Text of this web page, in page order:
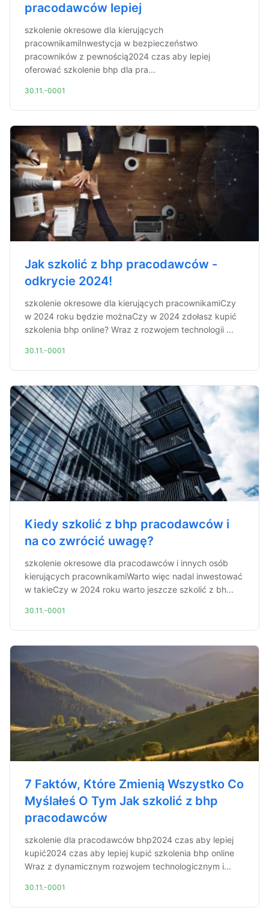
pracodawców lepiej
szkolenie okresowe dla kierujących
pracownikamiInwestycja w bezpieczeństwo
pracowników z pewnością2024 czas aby lepiej
oferować szkolenie bhp dla pra...
30.11.-0001
Jak szkolić z bhp pracodawców -
odkrycie 2024!
szkolenie okresowe dla kierujących pracownikamiCzy
w 2024 roku będzie możnaCzy w 2024 zdołasz kupić
szkolenia bhp online? Wraz z rozwojem technologii ...
30.11.-0001
Kiedy szkolić z bhp pracodawców i
na co zwrócić uwagę?
szkolenie okresowe dla pracodawców i innych osób
kierujących pracownikamiWarto więc nadal inwestować
w takieCzy w 2024 roku warto jeszcze szkolić z bh...
30.11.-0001
7 Faktów, Które Zmienią Wszystko Co
Myślałeś O Tym Jak szkolić z bhp
pracodawców
szkolenie dla pracodawców bhp2024 czas aby lepiej
kupić2024 czas aby lepiej kupić szkolenia bhp online
Wraz z dynamicznym rozwojem technologicznym i...
30.11.-0001